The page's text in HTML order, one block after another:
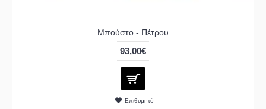
Μπούστο - Πέτρου
93,00€
Επιθυμητό